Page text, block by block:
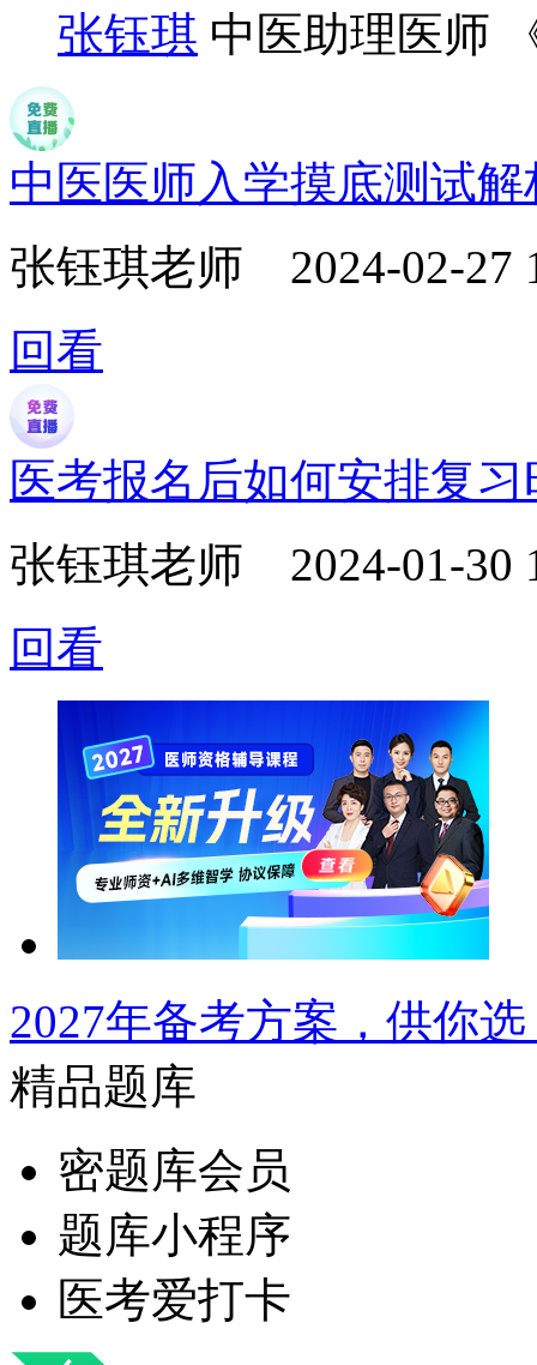
张钰琪 中医助理医师
中医医师入学摸底测试解
张钰琪老师 2024-02-27
回看
医考报名后如何安排复习
张钰琪老师 2024-01-30
回看
2027年备考方案，供你
精品题库
密题库会员
题库小程序
医考爱打卡